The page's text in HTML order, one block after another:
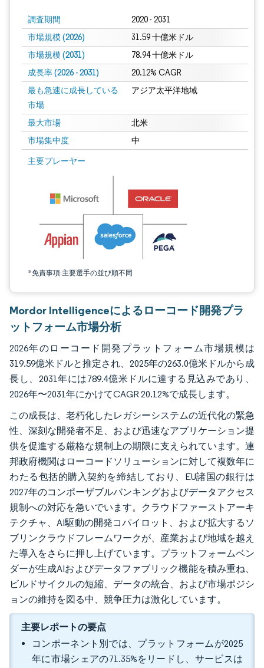
調査期間 2020 - 2031
市場規模 (2026) 31.59 十億米ドル
市場規模 (2031) 78.94 十億米ドル
成長率 (2026 - 2031) 20.12% CAGR
最も急速に成長している
市場
アジア太平洋地域
最大市場 北米
市場集中度 中
主要プレーヤー
*免責事項:主要選手の並び順不同
画像 © Mordor Intelligence。再利用にはCC BY 4.0の表示が必要です。
Mordor Intelligenceによるローコード開発プラ
ットフォーム市場分析
2026年のローコード開発プラットフォーム市場規模は
319.59億米ドルと推定され、2025年の263.0億米ドルから成
長し、2031年には789.4億米ドルに達する見込みであり、
2026年〜2031年にかけてCAGR 20.12%で成長します。
この成長は、老朽化したレガシーシステムの近代化の緊急
性、深刻な開発者不足、および迅速なアプリケーション提
供を促進する厳格な規制上の期限に支えられています。連
邦政府機関はローコードソリューションに対して複数年に
わたる包括的購入契約を締結しており、EU諸国の銀行は
2027年のコンポーザブルバンキングおよびデータアクセス
規制への対応を急いでいます。クラウドファーストアーキ
テクチャ、AI駆動の開発コパイロット、および拡大するソ
ブリンクラウドフレームワークが、産業および地域を越え
た導入をさらに押し上げています。プラットフォームベン
ダーが生成AIおよびデータファブリック機能を積み重ね、
ビルドサイクルの短縮、データの統合、および市場ポジシ
ョンの維持を図る中、競争圧力は激化しています。
主要レポートの要点
コンポーネント別では、プラットフォームが2025
年に市場シェアの71.35%をリードし、サービスは